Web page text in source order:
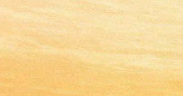
В тизере «Доктора
показали новых
Доктора